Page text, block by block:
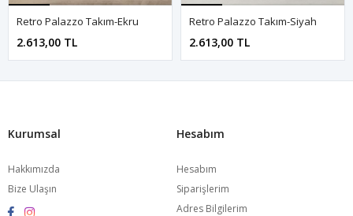
Retro Palazzo Takım-Ekru
2.613,00 TL
Retro Palazzo Takım-Siyah
2.613,00 TL
Kurumsal
Hakkımızda
Bize Ulaşın
Hesabım
Hesabım
Siparişlerim
Adres Bilgilerim